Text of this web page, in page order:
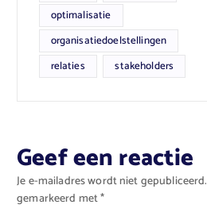
optimalisatie
organisatiedoelstellingen
relaties
stakeholders
Geef een reactie
Je e-mailadres wordt niet gepubliceerd.
gemarkeerd met*